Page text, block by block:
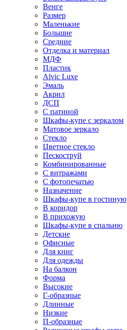
Венге
Размер
Маленькие
Большие
Средние
Отделка и материал
МДФ
Пластик
Alvic Luxe
Эмаль
Акрил
ДСП
С патиной
Шкафы-купе с зеркалом
Матовое зеркало
Стекло
Цветное стекло
Пескоструй
Комбинированные
С витражами
С фотопечатью
Назначение
Шкафы-купе в гостиную
В коридор
В прихожую
Шкафы-купе в спальню
Детские
Офисные
Для книг
Для одежды
На балкон
Форма
Высокие
Г-образные
Длинные
Низкие
П-образные